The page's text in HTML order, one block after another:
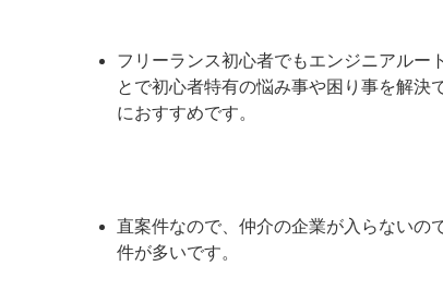
フリーランス初心者でもエンジニアルー
とで初心者特有の悩み事や困り事を解決
におすすめです。
直案件なので、仲介の企業が入らないの
件が多いです。